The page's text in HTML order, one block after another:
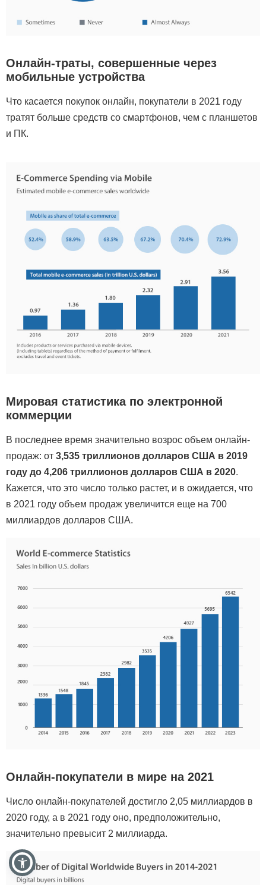
Онлайн-траты, совершенные через
мобильные устройства
Что касается покупок онлайн, покупатели в 2021 году
тратят больше средств со смартфонов, чем с планшетов
и ПК.
Мировая статистика по электронной
коммерции
В последнее время значительно возрос объем онлайн-
продаж: от 3,535 триллионов долларов США в 2019
году до 4,206 триллионов долларов США в 2020.
Кажется, что это число только растет, и в ожидается, что
в 2021 году объем продаж увеличится еще на 700
миллиардов долларов США.
Онлайн-покупатели в мире на 2021
Число онлайн-покупателей достигло 2,05 миллиардов в
2020 году, а в 2021 году оно, предположительно,
значительно превысит 2 миллиарда.